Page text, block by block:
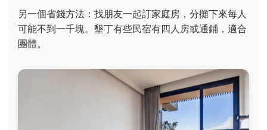
另一個省錢方法：找朋友一起訂家庭房，分攤下來每人
可能不到一千塊。墾丁有些民宿有四人房或通鋪，適合
團體。